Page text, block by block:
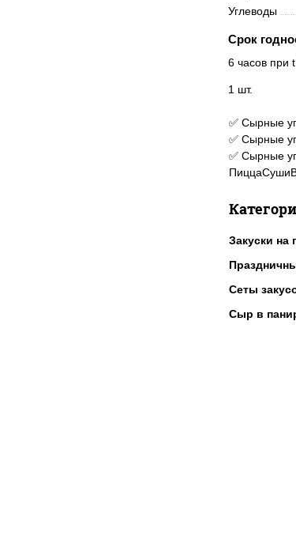
Углеводы
Срок
6 часов при
1 шт.
✅ Сырные
✅ Сырные
✅ Сырные
Закуски на
Сеты
Сыр в